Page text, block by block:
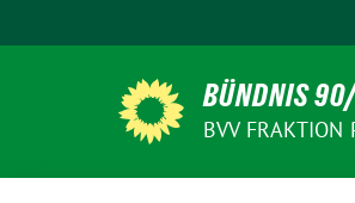
zum
BÜNDNIS
BVV FRAKTION